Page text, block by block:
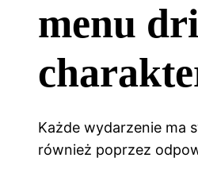
menu
Każde wydarzenie ma
również poprzez